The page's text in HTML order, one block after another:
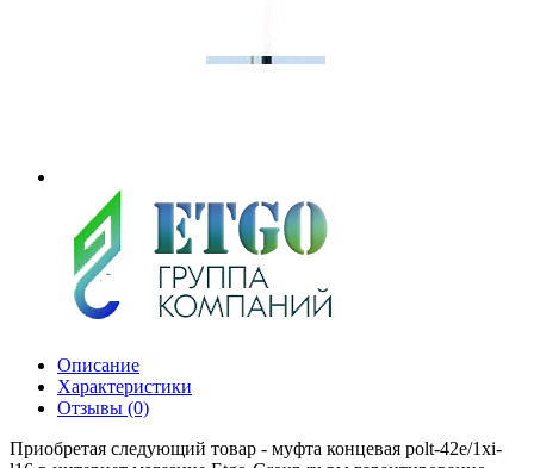
Описание
Характеристики
Отзывы (0)
Приобретая следующий товар - муфта концевая polt-42e/1xi-